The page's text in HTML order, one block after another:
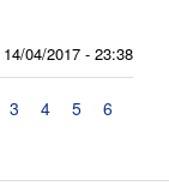
14/04/2017 - 23:38
3 4 5
6